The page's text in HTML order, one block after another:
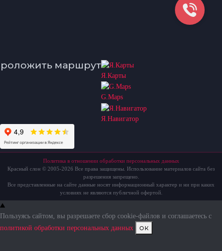
маршрут
Я.Карты
G.Maps
Я.Навигатор
Политика в отношении обработки персональных данных
Красный слон © 2005-2026 Все права защищены. Использование материалов сайта без
разрешения запрещено.
Все представленные на сайте данные носят информационный характер и ни при каких
условиях не являются публичной офертой.
Пользуясь сайтом, вы разрешаете сбор cookie-файлов и соглашаетесь с
политикой обработки персональных данных
ок